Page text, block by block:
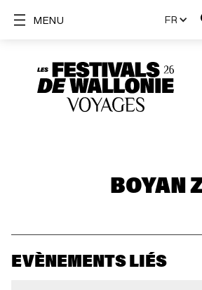
FR
MENU
BOYAN
EVÈNEMENTS LIÉS